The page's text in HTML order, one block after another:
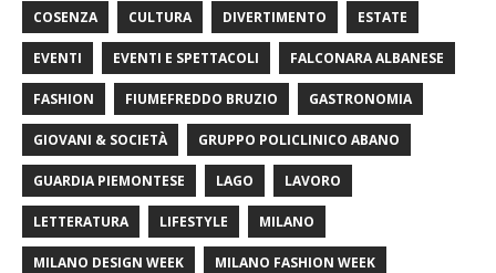
COSENZA CULTURA DIVERTIMENTO ESTATE
EVENTI EVENTI E SPETTACOLI FALCONARA ALBANESE
FASHION FIUMEFREDDO BRUZIO GASTRONOMIA
GIOVANI & SOCIETÀ GRUPPO POLICLINICO ABANO
GUARDIA PIEMONTESE LAGO LAVORO
LETTERATURA LIFESTYLE MILANO
MILANO DESIGN WEEK MILANO FASHION WEEK